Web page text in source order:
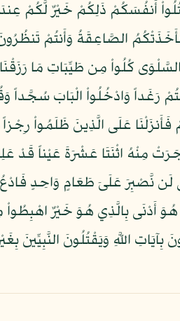
أَنفُسَكُمْ ذَلِكُمْ خَيْرٌ لَّكُمْ
عَلَيْكُمُ الْمَنَّ وَالسَّلْوَى كُلُواْ مِن طَيِّبَاتِ
مِنْهَا حَيْثُ شِئْتُمْ رَغَداً وَادْخُلُواْ
الَّذِي قِيلَ لَهُمْ فَأَنزَلْنَا عَلَى الَّذِينَ
مِنْهُ اثْنَتَا عَشْرَةَ عَيْناً
فِي الأَرْضِ مُفْسِدِينَ (60) وَإِذْ قُلْتُمْ يَا مُوسَى لَن نَّصْبِرَ
أَدْنَى بِالَّذِي هُوَ خَيْرٌ
اللَّهِ وَيَقْتُلُونَ النَّبِيِّينَ